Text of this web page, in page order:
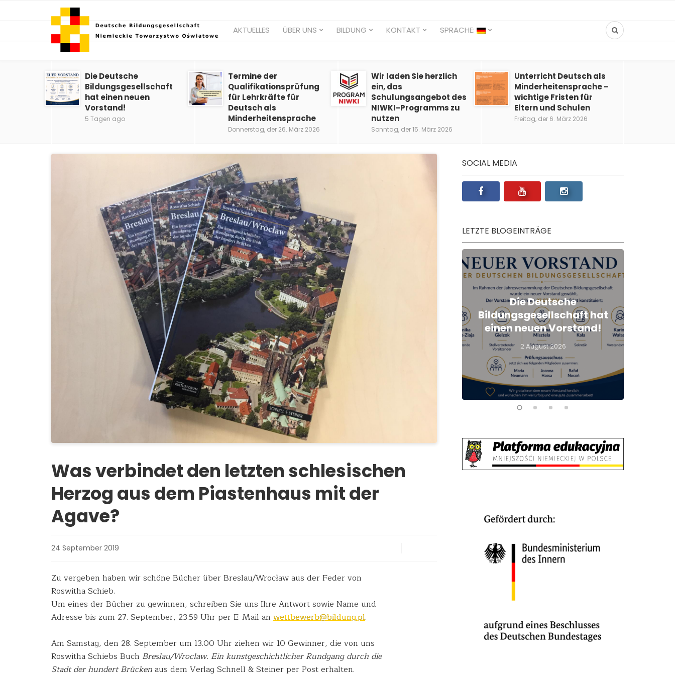
AKTUELLES ÜBER UNS BILDUNG KONTAKT SPRACHE:
Die Deutsche
Bildungsgesellschaft
hat einen neuen
Vorstand!
5 Tagen ago
Termine der
Qualifikationsprüfung
für Lehrkräfte für
Deutsch als
Minderheitensprache
Donnerstag, der 26. März 2026
Wir laden Sie herzlich
ein, das
Schulungsangebot des
NIWKI-Programms zu
nutzen
Sonntag, der 15. März 2026
Unterricht Deutsch als
Minderheitensprache –
wichtige Fristen für
Eltern und Schulen
Freitag, der 6. März 2026
Was verbindet den letzten schlesischen
Herzog aus dem Piastenhaus mit der
Agave?
24 September 2019
Zu vergeben haben wir schöne Bücher über Breslau/Wrocław aus der Feder von
Roswitha Schieb.
Um eines der Bücher zu gewinnen, schreiben Sie uns Ihre Antwort sowie Name und
Adresse bis zum 27. September, 23.59 Uhr per E-Mail an wettbewerb@bildung.pl.
Am Samstag, den 28. September um 13.00 Uhr ziehen wir 10 Gewinner, die von uns
Roswitha Schiebs Buch Breslau/Wroclaw. Ein kunstgeschichtlicher Rundgang durch die
Stadt der hundert Brückenaus dem Verlag Schnell & Steiner per Post erhalten.
SOCIAL MEDIA
LETZTE BLOGEINTRÄGE
Die Deutsche
Bildungsgesellschaft hat
einen neuen Vorstand!
2 August 2026